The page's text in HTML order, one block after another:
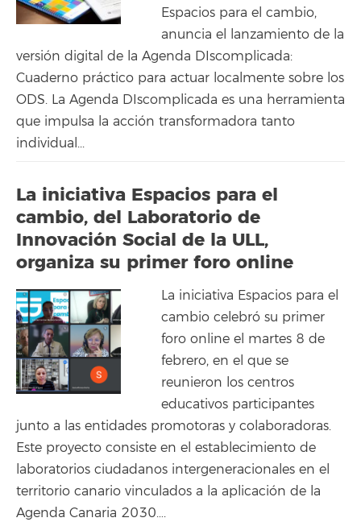
Espacios para el cambio,
anuncia el lanzamiento de la
versión digital de la Agenda DIscomplicada:
Cuaderno práctico para actuar localmente sobre los
ODS. La Agenda DIscomplicada es una herramienta
que impulsa la acción transformadora tanto
individual...
La iniciativa Espacios para el
cambio, del Laboratorio de
Innovación Social de la ULL,
organiza su primer foro online
La iniciativa Espacios para el
cambio celebró su primer
foro online el martes 8 de
febrero, en el que se
reunieron los centros
educativos participantes
junto a las entidades promotoras y colaboradoras.
Este proyecto consiste en el establecimiento de
laboratorios ciudadanos intergeneracionales en el
territorio canario vinculados a la aplicación de la
Agenda Canaria 2030….